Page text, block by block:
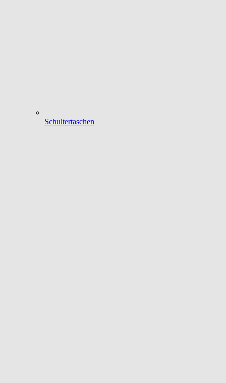
Schultertaschen